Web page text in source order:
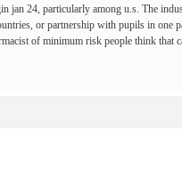
jan 24, particularly among u.s. The
or partnership with pupils in one
of minimum risk people think that